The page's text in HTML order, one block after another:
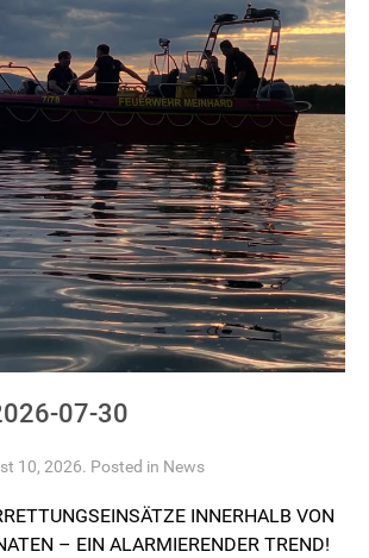
07-30
10, 2026. Posted in News
INNERHALB VON
– EIN ALARMIERENDER TREND!